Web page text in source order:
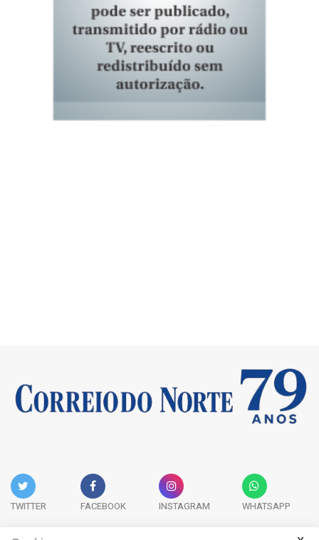
TWITTER FACEBOOK INSTAGRAM WHATSAPP